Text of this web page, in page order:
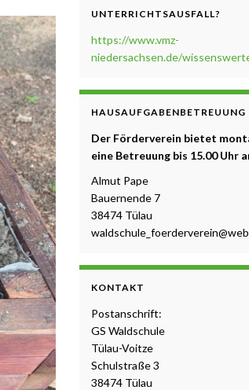
UNTERRICHTSAUSFALL?
https://www.vmz-
niedersachsen.de/
HAUSAUFGABENBETREUUNG
Der Förderverein bietet
eine Betreuung bis 15.00 Uhr a
Almut Pape
Bauernende 7
38474 Tülau
KONTAKT
Postanschrift:
GS Waldschule
Tülau-Voitze
Schulstraße 3
38474 Tülau